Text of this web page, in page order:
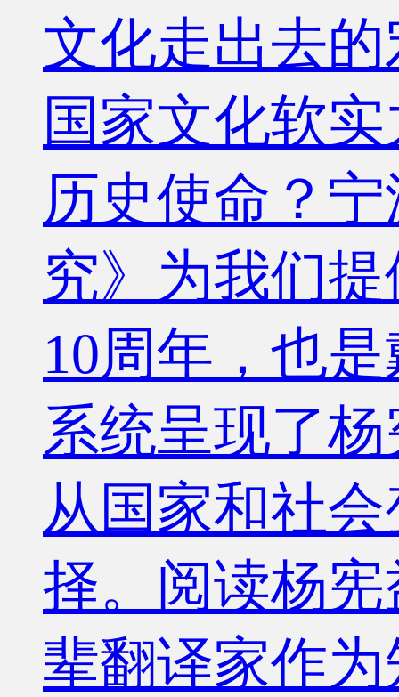
文化走出去
国家文化软
历史使命？
究》为我们
10周年，也
系统呈现了
从国家和社
择。阅读杨
辈翻译家作